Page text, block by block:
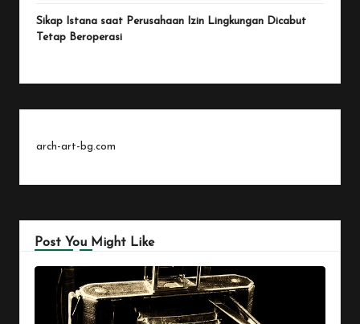
Sikap Istana saat Perusahaan Izin Lingkungan Dicabut
Tetap Beroperasi
arch-art-bg.com
Post You Might Like